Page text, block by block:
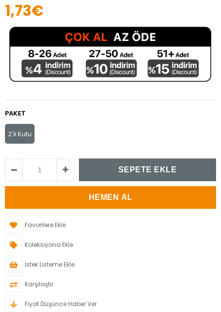
1,73€
PAKET
2'li Kutu
Favorilere Ekle
Koleksiyona Ekle
İstek Listeme Ekle
Karşılaştır
Fiyat Düşünce Haber Ver